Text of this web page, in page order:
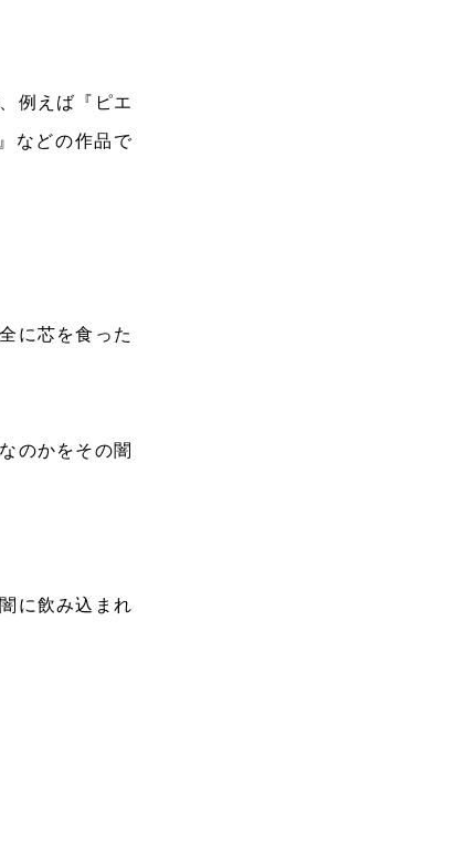
例えば『ピエ
などの作品で
に芯を食った
のかをその闇
に飲み込まれ